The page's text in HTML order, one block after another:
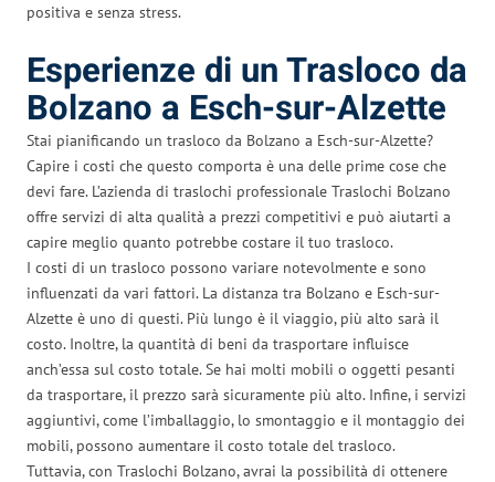
positiva e senza stress.
Esperienze di un Trasloco da
Bolzano a Esch-sur-Alzette
Stai pianificando un trasloco da Bolzano a Esch-sur-Alzette?
Capire i costi che questo comporta è una delle prime cose che
devi fare. L’azienda di traslochi professionale Traslochi Bolzano
offre servizi di alta qualità a prezzi competitivi e può aiutarti a
capire meglio quanto potrebbe costare il tuo trasloco.
I costi di un trasloco possono variare notevolmente e sono
influenzati da vari fattori. La distanza tra Bolzano e Esch-sur-
Alzette è uno di questi. Più lungo è il viaggio, più alto sarà il
costo. Inoltre, la quantità di beni da trasportare influisce
anch’essa sul costo totale. Se hai molti mobili o oggetti pesanti
da trasportare, il prezzo sarà sicuramente più alto. Infine, i servizi
aggiuntivi, come l’imballaggio, lo smontaggio e il montaggio dei
mobili, possono aumentare il costo totale del trasloco.
Tuttavia, con Traslochi Bolzano, avrai la possibilità di ottenere